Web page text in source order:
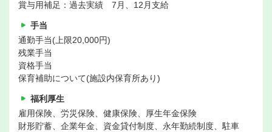
賞与用補足：過去実績 7月、12月支給
手当
通勤手当(上限20,000円)
残業手当
資格手当
保育補助について(施設内保育所あり)
福利厚生
雇用保険、労災保険、健康保険、厚生年金保険
財形貯蓄、企業年金、資金貸付制度、永年勤続制度、駐車